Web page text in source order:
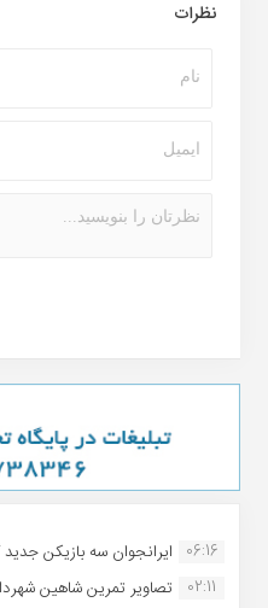
نظرات
06:16 ایرانجوان سه بازیکن
02:11
تصاویر تمرین شاهین